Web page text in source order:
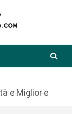
e Migliorie